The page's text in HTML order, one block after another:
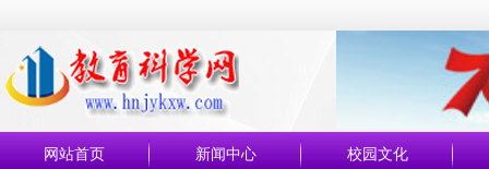
网站首页 新闻中心 校园文化